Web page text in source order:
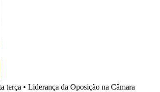
terça • Liderança da Oposição na Câmara